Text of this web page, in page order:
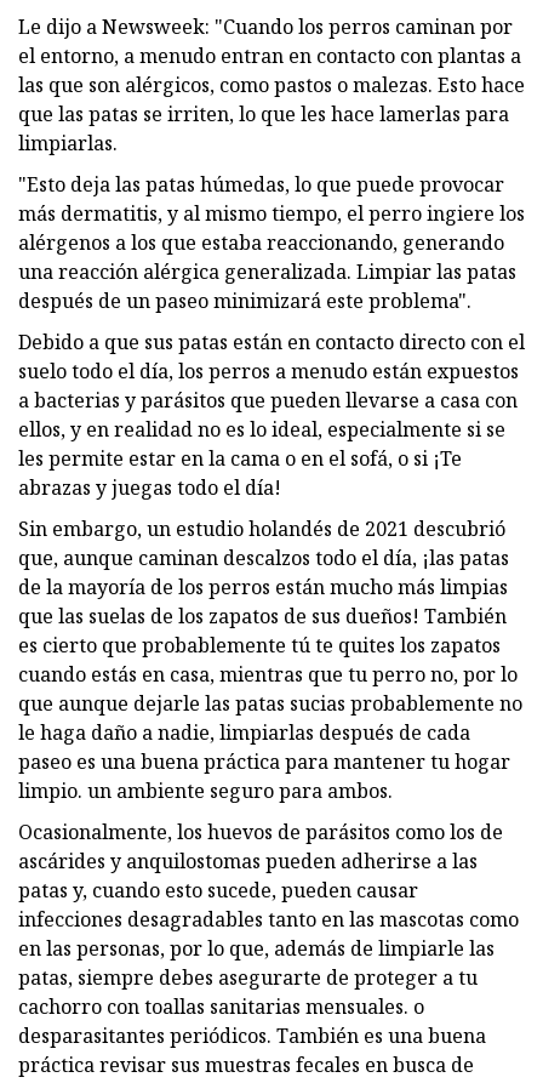
Le dijo a Newsweek: "Cuando los perros caminan por
el entorno, a menudo entran en contacto con plantas a
las que son alérgicos, como pastos o malezas. Esto hace
que las patas se irriten, lo que les hace lamerlas para
limpiarlas.
"Esto deja las patas húmedas, lo que puede provocar
más dermatitis, y al mismo tiempo, el perro ingiere los
alérgenos a los que estaba reaccionando, generando
una reacción alérgica generalizada. Limpiar las patas
después de un paseo minimizará este problema".
Debido a que sus patas están en contacto directo con el
suelo todo el día, los perros a menudo están expuestos
a bacterias y parásitos que pueden llevarse a casa con
ellos, y en realidad no es lo ideal, especialmente si se
les permite estar en la cama o en el sofá, o si ¡Te
abrazas y juegas todo el día!
Sin embargo, un estudio holandés de 2021 descubrió
que, aunque caminan descalzos todo el día, ¡las patas
de la mayoría de los perros están mucho más limpias
que las suelas de los zapatos de sus dueños! También
es cierto que probablemente tú te quites los zapatos
cuando estás en casa, mientras que tu perro no, por lo
que aunque dejarle las patas sucias probablemente no
le haga daño a nadie, limpiarlas después de cada
paseo es una buena práctica para mantener tu hogar
limpio. un ambiente seguro para ambos.
Ocasionalmente, los huevos de parásitos como los de
ascárides y anquilostomas pueden adherirse a las
patas y, cuando esto sucede, pueden causar
infecciones desagradables tanto en las mascotas como
en las personas, por lo que, además de limpiarle las
patas, siempre debes asegurarte de proteger a tu
cachorro con toallas sanitarias mensuales. o
desparasitantes periódicos. También es una buena
práctica revisar sus muestras fecales en busca de